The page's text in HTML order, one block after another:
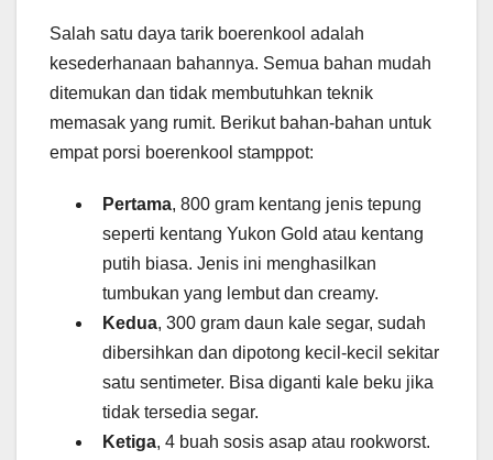
Salah satu daya tarik boerenkool adalah
kesederhanaan bahannya. Semua bahan mudah
ditemukan dan tidak membutuhkan teknik
memasak yang rumit. Berikut bahan-bahan untuk
empat porsi boerenkool stamppot:
Pertama, 800 gram kentang jenis tepung
seperti kentang Yukon Gold atau kentang
putih biasa. Jenis ini menghasilkan
tumbukan yang lembut dan creamy.
Kedua, 300 gram daun kale segar, sudah
dibersihkan dan dipotong kecil-kecil sekitar
satu sentimeter. Bisa diganti kale beku jika
tidak tersedia segar.
Ketiga, 4 buah sosis asap atau rookworst.